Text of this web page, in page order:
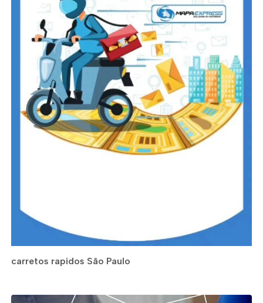
carretos rapidos São Paulo